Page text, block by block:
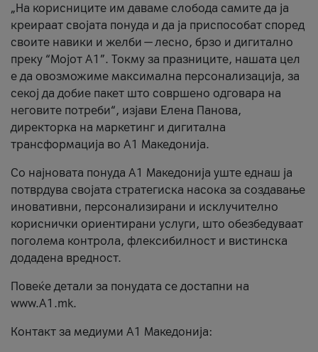
„На корисниците им даваме слобода самите да ја
креираат својата понуда и да ја приспособат според
своите навики и желби — лесно, брзо и дигитално
преку “Мојот А1”. Токму за празниците, нашата цел
е да овозможиме максимална персонализација, за
секој да добие пакет што совршено одговара на
неговите потреби“, изјави Елена Панова,
директорка на маркетинг и дигитална
трансформација во А1 Македонија.
Со најновата понуда А1 Македонија уште еднаш ја
потврдува својата стратегиска насока за создавање
иновативни, персонализирани и исклучително
кориснички ориентирани услуги, што обезбедуваат
поголема контрола, флексибилност и вистинска
додадена вредност.
Повеќе детали за понудата се достапни на
www.А1.mk.
Контакт за медиуми А1 Македонија: